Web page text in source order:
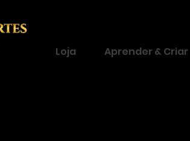
Loja Aprender & Criar